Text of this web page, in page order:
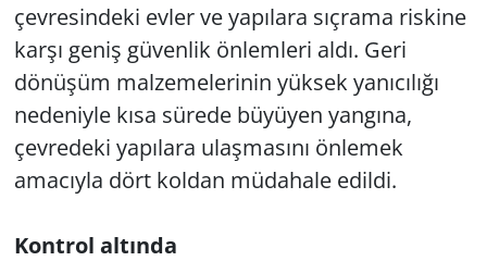
çevresindeki evler ve yapılara sıçrama riskine
karşı geniş güvenlik önlemleri aldı. Geri
dönüşüm malzemelerinin yüksek yanıcılığı
nedeniyle kısa sürede büyüyen yangına,
çevredeki yapılara ulaşmasını önlemek
amacıyla dört koldan müdahale edildi.
Kontrol altında